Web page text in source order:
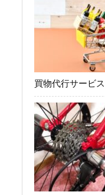
買物代行サービス